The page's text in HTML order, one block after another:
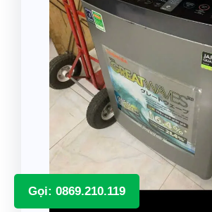
Gọi: 0869.210.119